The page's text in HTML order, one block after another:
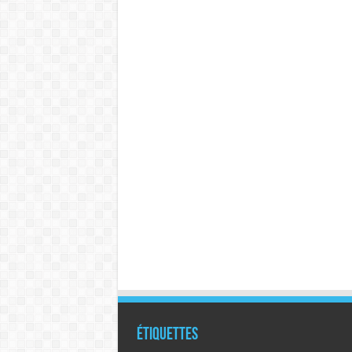
Étiquettes